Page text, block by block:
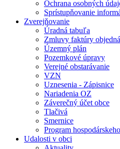
Ochrana osobných
Sprístupňovanie
Zverejňovanie
Úradná tabuľa
Zmluvy faktúry
Územný plán
Pozemkové úpravy
Verejné obstarávanie
VZN
Uznesenia - Zápisnice
Nariadenia OZ
Záverečný účet obce
Tlačivá
Smernice
Program
Udalosti v obci